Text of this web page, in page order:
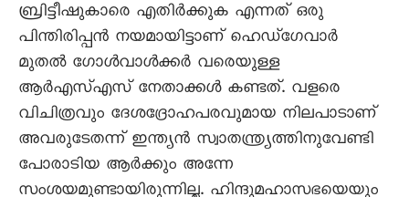
ബ്രിട്ടീഷുകാരെ എതിർക്കുക എന്നത് ഒരു
പിന്തിരിപ്പൻ നയമായിട്ടാണ് ഹെഡ്‌ഗേവാർ
മുതൽ ഗോൾവാൾക്കർ വരെയുള്ള
ആർഎസ്എസ് നേതാക്കൾ കണ്ടത്. വളരെ
വിചിത്രവും ദേശദ്രോഹപരവുമായ നിലപാടാണ്
അവരുടേതന്ന് ഇന്ത്യൻ സ്വാതന്ത്ര്യത്തിനുവേണ്ടി
പോരാടിയ ആർക്കും അന്നേ